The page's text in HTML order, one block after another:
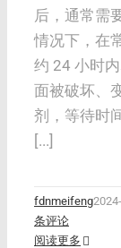
后，通常需
情况下，在
约 24 小时
面被破坏、
剂，等待时
[...]
fdnmeifeng
条评论
阅读更多